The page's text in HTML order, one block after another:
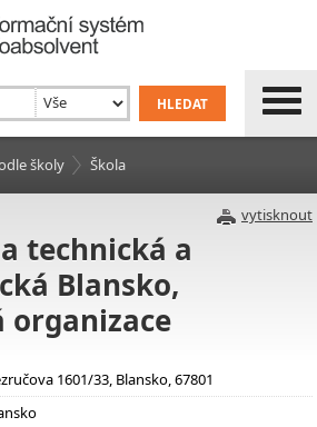
školy Škola
vytisknout
technická a
Blansko,
organizace
1601/33, Blansko, 67801